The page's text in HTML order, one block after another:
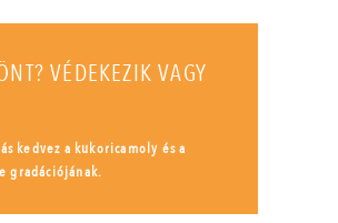
VÉDEKEZIK VAGY
kedvez a kukoricamoly és a
gradációjának.